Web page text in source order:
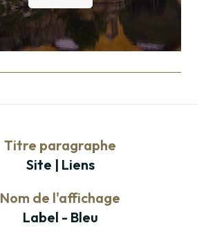
Titre paragraphe
Site | Liens
Nom de l'affichage
Label - Bleu